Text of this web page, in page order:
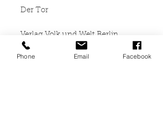
Der Tor
Verlag Volk und Welt Berlin,
1974
Phone Email Facebook